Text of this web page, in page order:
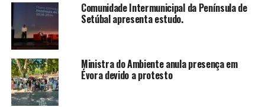
Comunidade Intermunicipal da Península de
Setúbal apresenta estudo.
Ministra do Ambiente anula presença em
Évora devido a protesto